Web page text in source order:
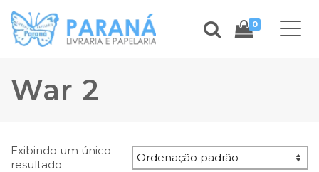
0
War 2
Exibindo um único
resultado